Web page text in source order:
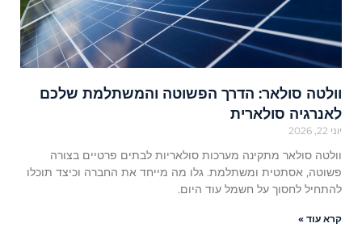
וולטה סולאר: הדרך הפשוטה והמשתלמת שלכם
לאנרגיה סולארית
יוני 22, 2026
וולטה סולאר מתקינה מערכות סולאריות לבתים פרטיים בצורה
פשוטה, אסתטית ומשתלמת. גלו מה מייחד את החברה וכיצד תוכלו
להתחיל לחסוך על חשמל עוד היום.
קרא עוד »